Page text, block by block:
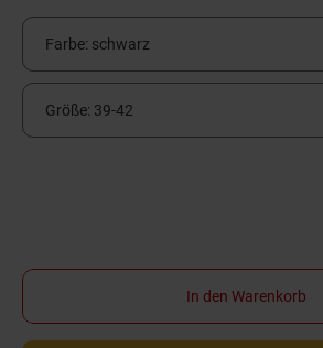
Farbe: schwarz
Größe: 39-42
In den Warenkorb